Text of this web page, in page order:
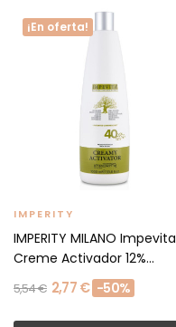
¡En oferta!
IMPERITY
IMPERITY MILANO Impevita
Creme Activador 12%...
5,54 € 2,77 € -50%